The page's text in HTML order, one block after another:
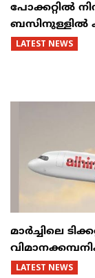
പോക്കറ്റിൽ
ബസിനുള്ളിൽ
LATEST NEWS
മാർച്ചിലെ
LATEST NEWS